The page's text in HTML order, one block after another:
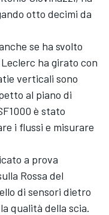
otto decimi da
se ha svolto
ha girato con
verticali sono
al piano di
è stato
i flussi e misurare
a prova
Rossa del
di sensori dietro
qualità della scia.